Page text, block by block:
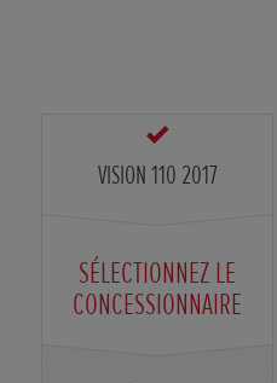
VISION 110 2017
SÉLECTIONNEZ LE
CONCESSIONNAIRE